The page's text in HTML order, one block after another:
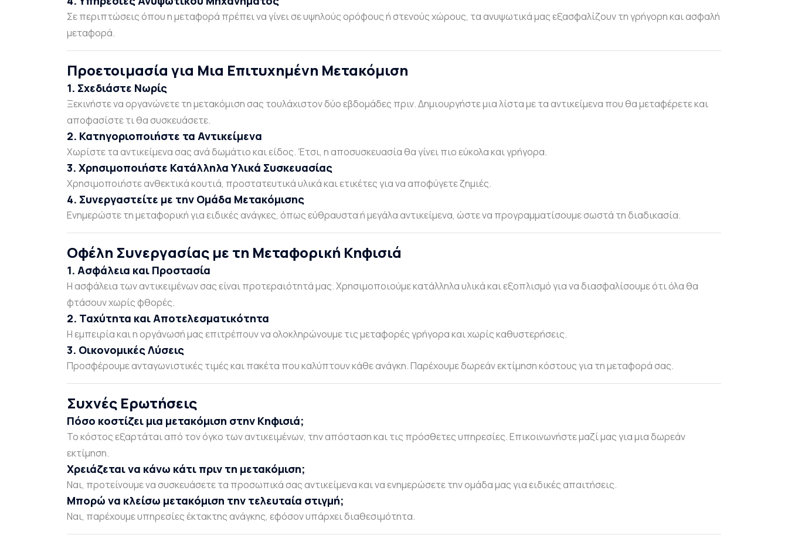
Σε περιπτώσεις όπου η μεταφορά πρέπει να γίνει σε υψηλούς ορόφους ή στενούς χώρους, τα ανυψωτικά μας εξασφαλίζουν τη γρήγορη και ασφαλή
μεταφορά.
Προετοιμασία για Μια Επιτυχημένη Μετακόμιση
1. Σχεδιάστε Νωρίς
Ξεκινήστε να οργανώνετε τη μετακόμιση σας τουλάχιστον δύο εβδομάδες πριν. Δημιουργήστε μια λίστα με τα αντικείμενα που θα μεταφέρετε και
αποφασίστε τι θα συσκευάσετε.
2. Κατηγοριοποιήστε τα Αντικείμενα
Χωρίστε τα αντικείμενα σας ανά δωμάτιο και είδος. Έτσι, η αποσυσκευασία θα γίνει πιο εύκολα και γρήγορα.
3. Χρησιμοποιήστε Κατάλληλα Υλικά Συσκευασίας
Χρησιμοποιήστε ανθεκτικά κουτιά, προστατευτικά υλικά και ετικέτες για να αποφύγετε ζημιές.
4. Συνεργαστείτε με την Ομάδα Μετακόμισης
Ενημερώστε τη μεταφορική για ειδικές ανάγκες, όπως εύθραυστα ή μεγάλα αντικείμενα, ώστε να προγραμματίσουμε σωστά τη διαδικασία.
Οφέλη Συνεργασίας με τη Μεταφορική Κηφισιά
1. Ασφάλεια και Προστασία
Η ασφάλεια των αντικειμένων σας είναι προτεραιότητά μας. Χρησιμοποιούμε κατάλληλα υλικά και εξοπλισμό για να διασφαλίσουμε ότι όλα θα
φτάσουν χωρίς φθορές.
2. Ταχύτητα και Αποτελεσματικότητα
Η εμπειρία και η οργάνωσή μας επιτρέπουν να ολοκληρώνουμε τις μεταφορές γρήγορα και χωρίς καθυστερήσεις.
3. Οικονομικές Λύσεις
Προσφέρουμε ανταγωνιστικές τιμές και πακέτα που καλύπτουν κάθε ανάγκη. Παρέχουμε δωρεάν εκτίμηση κόστους για τη μεταφορά σας.
Συχνές Ερωτήσεις
Πόσο κοστίζει μια μετακόμιση στην Κηφισιά;
Το κόστος εξαρτάται από τον όγκο των αντικειμένων, την απόσταση και τις πρόσθετες υπηρεσίες. Επικοινωνήστε μαζί μας για μια δωρεάν
εκτίμηση.
Χρειάζεται να κάνω κάτι πριν τη μετακόμιση;
Ναι, προτείνουμε να συσκευάσετε τα προσωπικά σας αντικείμενα και να ενημερώσετε την ομάδα μας για ειδικές απαιτήσεις.
Μπορώ να κλείσω μετακόμιση την τελευταία στιγμή;
Ναι, παρέχουμε υπηρεσίες έκτακτης ανάγκης, εφόσον υπάρχει διαθεσιμότητα.